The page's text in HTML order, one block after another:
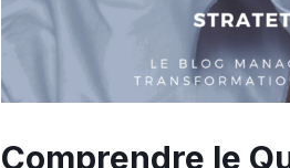
Comprendre le